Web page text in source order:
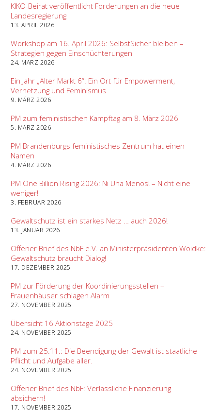
KIKO-Beirat veröffentlicht Forderungen an die neue
Landesregierung
13. APRIL 2026
Workshop am 16. April 2026: SelbstSicher bleiben –
Strategien gegen Einschüchterungen
24. MÄRZ 2026
Ein Jahr „Alter Markt 6“: Ein Ort für Empowerment,
Vernetzung und Feminismus
9. MÄRZ 2026
PM zum feministischen Kampftag am 8. März 2026
5. MÄRZ 2026
PM Brandenburgs feministisches Zentrum hat einen
Namen
4. MÄRZ 2026
PM One Billion Rising 2026: Ni Una Menos! – Nicht eine
weniger!
3. FEBRUAR 2026
Gewaltschutz ist ein starkes Netz … auch 2026!
13. JANUAR 2026
Offener Brief des NbF e.V. an Ministerpräsidenten Woidke:
Gewaltschutz braucht Dialog!
17. DEZEMBER 2025
PM zur Förderung der Koordinierungsstellen –
Frauenhäuser schlagen Alarm
27. NOVEMBER 2025
Übersicht 16 Aktionstage 2025
24. NOVEMBER 2025
PM zum 25.11.: Die Beendigung der Gewalt ist staatliche
Pflicht und Aufgabe aller.
24. NOVEMBER 2025
Offener Brief des NbF: Verlässliche Finanzierung
absichern!
17. NOVEMBER 2025